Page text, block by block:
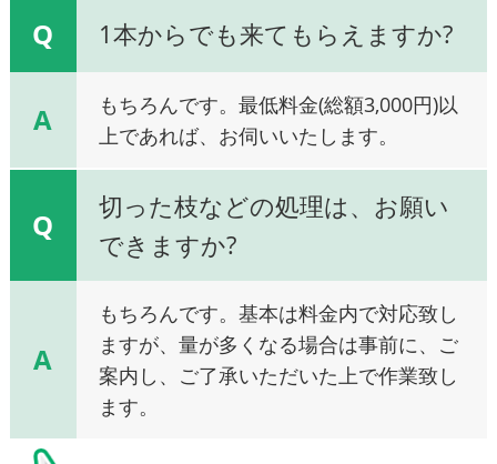
Q 1本からでも来てもらえますか?
A
もちろんです。最低料金(総額3,000円)以
上であれば、お伺いいたします。
Q
切った枝などの処理は、お願い
できますか?
A
もちろんです。基本は料金内で対応致し
ますが、量が多くなる場合は事前に、ご
案内し、ご了承いただいた上で作業致し
ます。